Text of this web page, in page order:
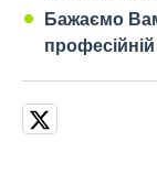
Бажаємо